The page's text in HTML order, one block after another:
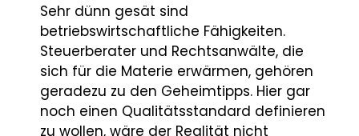
Sehr dünn gesät sind
betriebswirtschaftliche Fähigkeiten.
Steuerberater und Rechtsanwälte, die
sich für die Materie erwärmen, gehören
geradezu zu den Geheimtipps. Hier gar
noch einen Qualitätsstandard definieren
zu wollen, wäre der Realität nicht